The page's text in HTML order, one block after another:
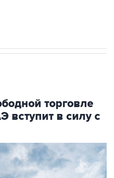
торговле
в силу с